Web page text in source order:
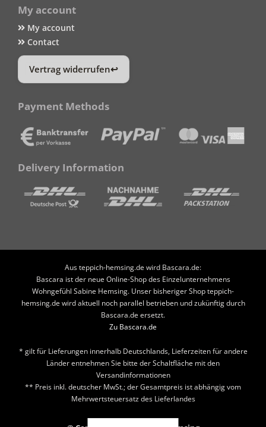
My account
My account
Contact
Vertrag widerrufen
Payment Methods
Delivery Information
Aus teppich-hemsing.de wird Bascara.de:
Bascara ist der neue Online-Shop des Einzelunternehmens
Wohngefühl Sabine Hemsing. Unser bisheriger Shop teppich-
hemsing.de wird aktuell noch parallel betrieben und zukünftig durch
Bascara.de ersetzt.
Zu Bascara.de
* gilt für Lieferungen innerhalb Deutschlands, Lieferzeiten für andere
Länder entnehmen Sie bitte der Schaltfläche mit den
Versandinformationen
** Preis inkl. deutscher MwSt.; der Gesamtpreis ist abhängig vom
Mehrwertsteuersatz des Lieferlandes